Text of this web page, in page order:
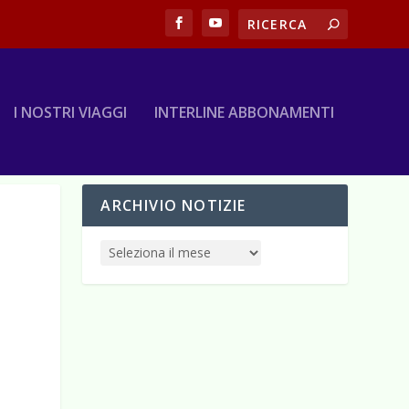
I NOSTRI VIAGGI INTERLINE ABBONAMENTI
ARCHIVIO NOTIZIE